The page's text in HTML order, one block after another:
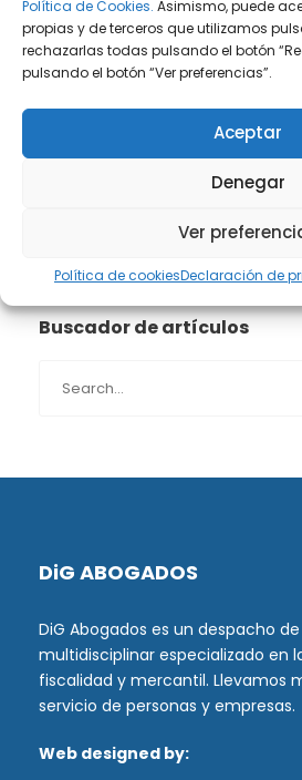
Política de Cookies. Asimismo, puede
propias y de terceros que utilizamos
rechazarlas todas pulsando el botón
pulsando el botón “Ver preferencias”.
Aceptar
Denegar
Ver
Política de cookiesDeclaración de
Propiedad intelectual e
Protección de datos(40)
(24)
Buscador de artículos
DiG ABOGADOS
DiG Abogados es un despacho
multidisciplinar especializado en
fiscalidad y mercantil. Llevamos
servicio de personas y empresas.
Web designed by: